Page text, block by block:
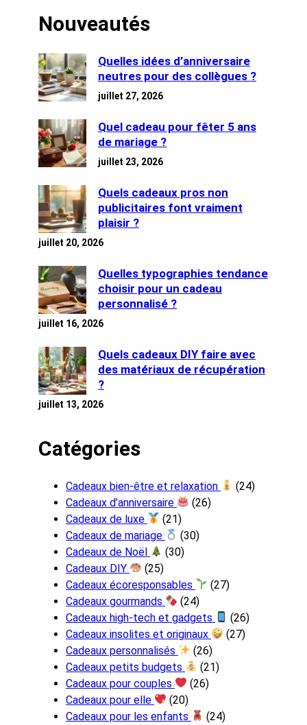
Nouveautés
Quelles idées d’anniversaire
neutres pour des collègues ?
juillet 27, 2026
Quel cadeau pour fêter 5 ans
de mariage ?
juillet 23, 2026
Quels cadeaux pros non
publicitaires font vraiment
plaisir ?
juillet 20, 2026
Quelles typographies tendance
choisir pour un cadeau
personnalisé ?
juillet 16, 2026
Quels cadeaux DIY faire avec
des matériaux de récupération
?
juillet 13, 2026
Catégories
Cadeaux bien-être et relaxation
(24)
Cadeaux d’anniversaire
(26)
Cadeaux de luxe
(21)
Cadeaux de mariage
(30)
Cadeaux de Noël
(30)
Cadeaux DIY
(25)
Cadeaux écoresponsables
(27)
Cadeaux gourmands
(24)
Cadeaux high-tech et gadgets
(26)
Cadeaux insolites et originaux
(27)
Cadeaux personnalisés
(26)
Cadeaux petits budgets
(21)
Cadeaux pour couples
(26)
Cadeaux pour elle
(20)
Cadeaux pour les enfants
(24)